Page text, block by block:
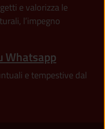
e valorizza le
l’impegno
Whatsapp
e tempestive dal